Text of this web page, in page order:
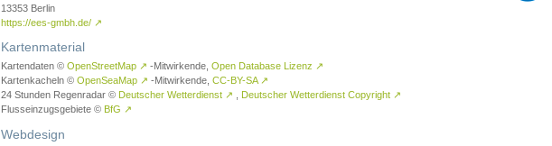
13353 Berlin
https://ees-gmbh.de/ ↗
Kartenmaterial
Kartendaten © OpenStreetMap ↗ -Mitwirkende, Open Database Lizenz ↗
Kartenkacheln © OpenSeaMap ↗ -Mitwirkende, CC-BY-SA ↗
24 Stunden Regenradar © Deutscher Wetterdienst ↗ Deutscher Wetterdienst Copyright ↗
Flusseinzugsgebiete © BfG ↗
Webdesign